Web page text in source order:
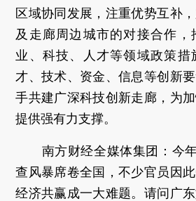
区域协同发展，注重优势互补
及走廊周边城市的对接合作，
业、科技、人才等领域政策措
才、技术、资金、信息等创新
手共建广深科技创新走廊，为
提供强有力支撑。
南方财经全媒体集团：今年
查风暴席卷全国，不少官员因
经济共赢成一大难题。请问广